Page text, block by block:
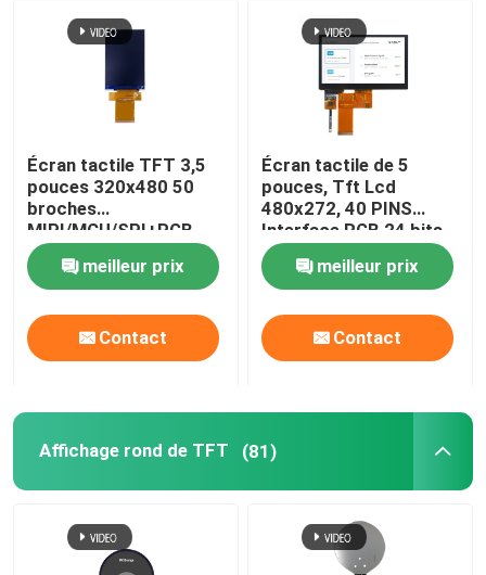
Écran tactile TFT 3,5
pouces 320x480 50
broches
MIPI/MCU/SPI+RGB
meilleur prix
Contact
Écran tactile de 5
pouces, Tft Lcd
480x272, 40 PINS
Interface RGB 24 bits
350 CD/M2
meilleur prix
Contact
Affichage rond de TFT (81)